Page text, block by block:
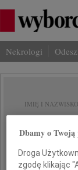
Nekrologi
IMIĘ I
DATA
Dbamy o Twoją
Droga
zgodę klikając